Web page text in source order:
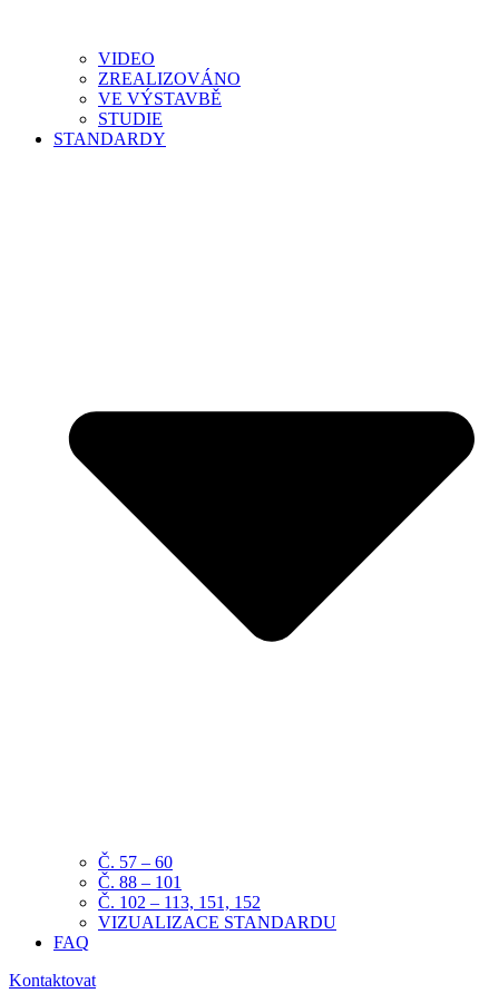
VIDEO
ZREALIZOVÁNO
VE VÝSTAVBĚ
STUDIE
STANDARDY
Č. 57 – 60
Č. 88 – 101
Č. 102 – 113, 151, 152
VIZUALIZACE STANDARDU
FAQ
Kontaktovat